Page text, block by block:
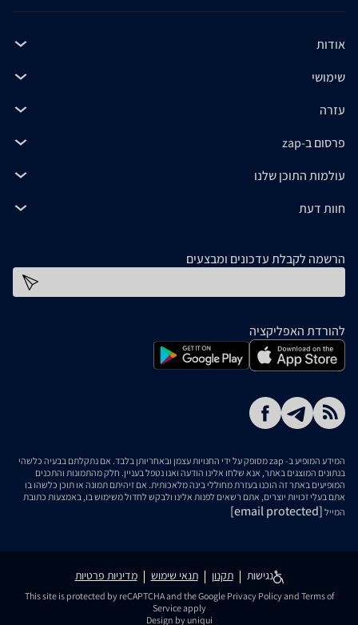
אודות
שימושי
עזרה
פרסום ב-zap
עולמות התוכן שלנו
חוות דעת
הרשמה לקבלת עדכונים ומבצעים
להורדת האפליקציה
המידע המופיע ב- zap מסופק על ידי החנויות עצמן ובאחריותן בלבד. אם נתקלתם בבעיה כלשהי
בנתונים המוצגים באתר, אנא שלחו אלינו הודעה ואנו נטפל בעניין. חלק מהתמונות והתכנים
המופיעים באתר זה הוכנו בעזרת מחוללי בינה מלאכותית. אם זיהיתם תמונה או תוכן כלשהו בו
אתם בעלי זכויות יוצרים, אתם רשאים לפנות אלינו ולבקש לחדול משימוש בו, באמצעות כתובת
המייל [email protected]
נגישות תקנון תנאי שימוש מדיניות פרטיות
This site is protected by reCAPTCHA and the Google Privacy Policyand Terms of
Serviceapply
Design by uniqui